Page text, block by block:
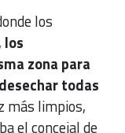
los
los
zona para
todas
más limpios,
el concejal de